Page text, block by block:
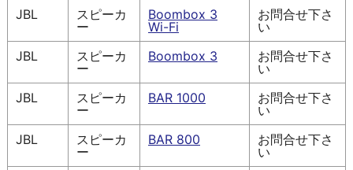
JBL
スピーカ
ー
Boombox 3
Wi-Fi
お問合せ下さ
い
JBL
スピーカ
ー
Boombox 3
お問合せ下さ
い
JBL
スピーカ
ー
BAR 1000
お問合せ下さ
い
JBL
スピーカ
ー
BAR 800
お問合せ下さ
い